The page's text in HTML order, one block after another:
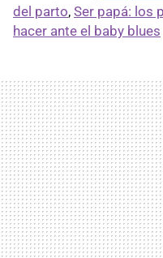
del parto, Ser papá: los
hacer ante el baby blues